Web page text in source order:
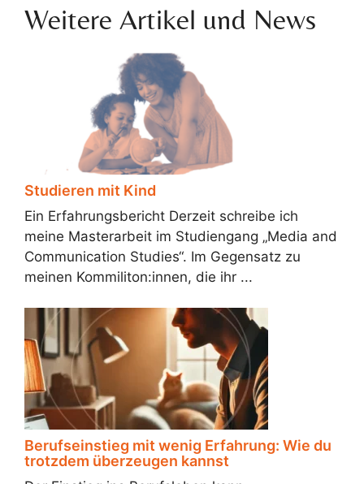
Weitere Artikel und News
Studieren mit Kind
Ein Erfahrungsbericht Derzeit schreibe ich
meine Masterarbeit im Studiengang „Media and
Communication Studies“. Im Gegensatz zu
meinen Kommiliton:innen, die ihr ...
Berufseinstieg mit wenig Erfahrung: Wie du
trotzdem überzeugen kannst